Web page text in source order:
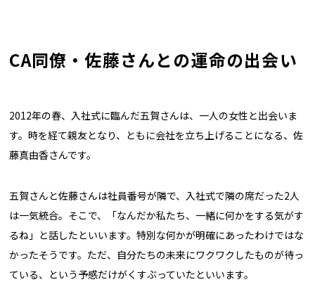
CA同僚・佐藤さんとの運命の出会い
2012年の春、入社式に臨んだ五賀さんは、一人の女性と出会いま
す。時を経て親友となり、ともに会社を立ち上げることになる、佐
藤真由香さんです。
五賀さんと佐藤さんは社員番号が隣で、入社式で隣の席だった2人
は一気統合。そこで、「なんだか私たち、一緒に何かをする気がす
るね」と話したといいます。特別な何かが明確にあったわけではな
かったそうです。ただ、自分たちの未来にワクワクしたものが待っ
ている、という予感だけがくすぶっていたといいます。